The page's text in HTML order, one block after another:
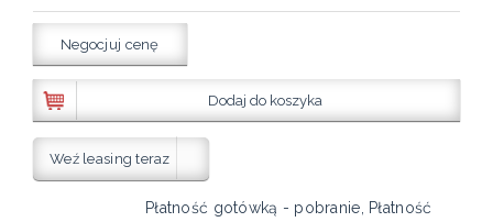
Negocjuj cenę
Dodaj do koszyka
Weź leasing teraz
Płatność gotówką - pobranie, Płatność